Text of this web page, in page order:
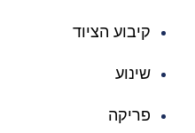
קיבוע הציוד
שינוע
פריקה